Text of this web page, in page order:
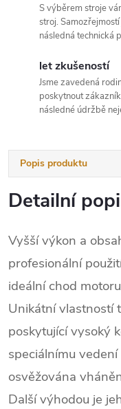
S výběrem stroje
stroj.
následná technická
let zkušeností
Jsme zavedená
poskytnout
následné údržbě
Popis produktu
Detailní
Vyšší výkon a
profesionální
ideální chod
Unikátní vlastností
poskytující vysoký
speciálnímu
osvěžována
Další výhodou je